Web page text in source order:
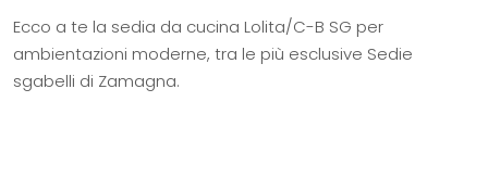
Ecco a te la sedia da cucina Lolita/C-B SG per
ambientazioni moderne, tra le più esclusive Sedie
sgabelli di Zamagna.